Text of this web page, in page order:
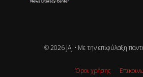
© 2026 JAJ • Mε την επιφύλαξη
Όροι χρήσης